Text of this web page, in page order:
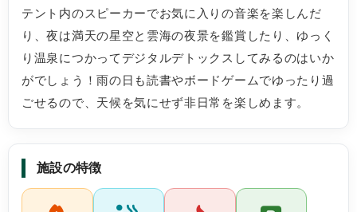
サービスと施設でした。ありがとうございまし
た！
テント内のスピーカーでお気に入りの音楽を楽しんだ
り、夜は満天の星空と雲海の夜景を鑑賞したり、ゆっく
り温泉につかってデジタルデトックスしてみるのはいか
がでしょう！雨の日も読書やボードゲームでゆったり過
ごせるので、天候を気にせず非日常を楽しめます。
施設の特徴